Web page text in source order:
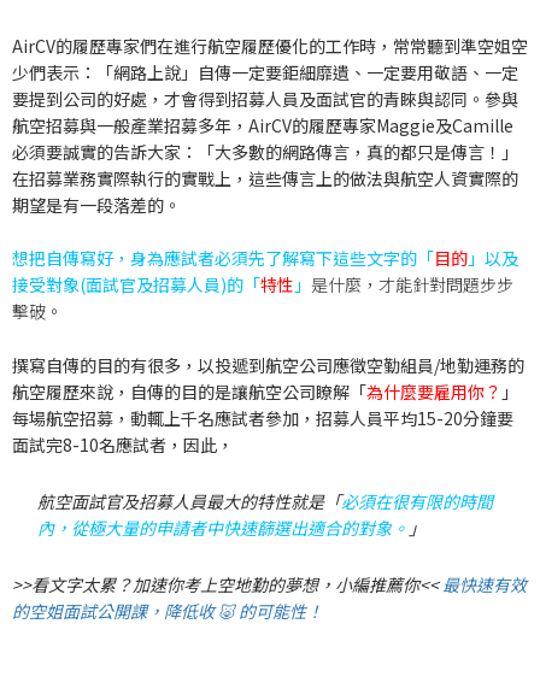
AirCV的履歷專家們在進行航空履歷優化的工作時，常常聽到準空姐空
少們表示：「網路上說」自傳一定要鉅細靡遺、一定要用敬語、一定
要提到公司的好處，才會得到招募人員及面試官的青睞與認同。參與
航空招募與一般產業招募多年，AirCV的履歷專家Maggie及Camille
必須要誠實的告訴大家：「大多數的網路傳言，真的都只是傳言！ 」
在招募業務實際執行的實戰上，這些傳言上的做法與航空人資實際的
期望是有一段落差的。
想把自傳寫好，身為應試者必須先了解寫下這些文字的「目的 」以及
接受對象(面試官及招募人員)的「特性 」 是什麼，才能針對問題步步
擊破。
撰寫自傳的目的有很多，以投遞到航空公司應徵空勤組員/地勤運務的
航空履歷來說，自傳的目的是讓航空公司瞭解「為什麼要雇用你？ 」
每場航空招募，動輒上千名應試者參加，招募人員平均15-20分鐘要
面試完8-10名應試者，因此，
航空面試官及招募人員最大的特性就是「必須在很有限的時間
內，從極大量的申請者中快速篩選出適合的對象。 」
>>看文字太累？加速你考上空地勤的夢想，小編推薦你<<最快速有效
的空姐面試公開課，降低收 🐷 的可能性！